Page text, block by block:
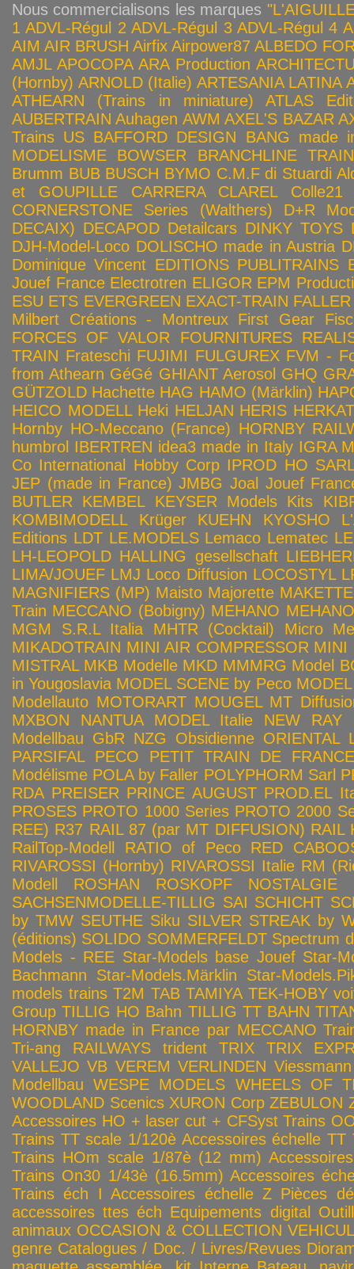
Nous commercialisons les marques
1 ADVL-Régul 2 ADVL-Régul 3 ADVL-Régul 4
AIM AIR BRUSH Airfix Airpower87 ALBEDO
AMJL APOCOPA ARA Production
(Hornby) ARNOLD (Italie) ARTESANIA LATINA
ATHEARN (Trains in miniature)
ATLAS
AUBERTRAIN Auhagen AWM AXEL'S BAZAR
Trains US BAFFORD DESIGN
BANG made
MODELISME
BOWSER
BRANCHLINE
Brumm BUB BUSCH BYMO C.M.F di Stuardi
et GOUPILLE
CARRERA CLAREL
Colle21
CORNERSTONE Series (Walthers)
D+R
DECAIX) DECAPOD Detailcars DINKY TOYS
DJH-Model-Loco DOLISCHO made in Austria
Dominique Vincent EDITIONS PUBLITRAINS
Jouef France Electrotren ELIGOR EPM
ESU ETS EVERGREEN EXACT-TRAIN FALLER
Milbert Créations - Montreux First Gear
FORCES OF VALOR
FOURNITURES
TRAIN Frateschi FUJIMI FULGUREX FVM -
from Athearn GéGé GHIANT Aerosol GHQ
GÜTZOLD Hachette HAG HAMO (Märklin)
HEICO MODELL Heki HELJAN HERIS HERKAT
Hornby HO-Meccano (France) HORNBY
humbrol IBERTREN idea3 made in Italy IGRA
Co International Hobby Corp IPROD HO
JEP (made in France) JMBG Joal Jouef
BUTLER
KEMBEL KEYSER Models Kits
KOMBIMODELL
Krüger KUEHN KYOSHO
Editions LDT LE.MODELS Lemaco Lematec
LH-LEOPOLD HALLING gesellschaft
LIMA/JOUEF LMJ Loco Diffusion LOCOSTYL
MAGNIFIERS (MP) Maisto Majorette MAKETTE
Train MECCANO (Bobigny) MEHANO
MGM S.R.L Italia
MHTR (Cocktail)
Micro
MIKADOTRAIN MINI AIR COMPRESSOR MINI
MISTRAL MKB Modelle MKD MMMRG Model
in Yougoslavia MODEL SCENE by Peco
Modellauto MOTORART MOUGEL MT
MXBON
NANTUA MODEL Italie NEW RAY
Modellbau GbR NZG Obsidienne ORIENTAL
PARSIFAL
PECO
PETIT TRAIN DE FRANCE
Modélisme POLA by Faller POLYPHORM Sarl
RDA PREISER PRINCE AUGUST PROD.EL
PROSES PROTO 1000 Series PROTO 2000
REE) R37 RAIL 87 (par MT DIFFUSION) RAIL
RailTop-Modell
RATIO of Peco
RED
RIVAROSSI (Hornby) RIVAROSSI Italie RM
Modell
ROSHAN ROSKOPF NOSTALGIE
SACHSENMODELLE-TILLIG SAI SCHICHT
by TMW SEUTHE Siku SILVER STREAK by
(éditions) SOLIDO SOMMERFELDT Spectrum
Models - REE Star-Models base Jouef Star-
Bachmann
Star-Models.Märklin
Star-
models trains T2M TAB TAMIYA TEK-HOBY
Group TILLIG HO Bahn TILLIG TT BAHN
HORNBY made in France par MECCANO
Tri-ang RAILWAYS
trident TRIX
TRIX
VALLEJO VB VEREM VERLINDEN Viessmann
Modellbau WESPE MODELS WHEELS OF
WOODLAND Scenics XURON Corp ZEBULON
Accessoires HO + laser cut + CFSyst Trains
Trains TT scale 1/120è Accessoires échelle TT
Trains HOm scale 1/87è (12 mm)
Trains On30 1/43è (16.5mm) Accessoires
Trains éch I Accessoires échelle Z Pièces
accessoires ttes éch Equipements digital
animaux OCCASION & COLLECTION
genre Catalogues / Doc. / Livres/Revues